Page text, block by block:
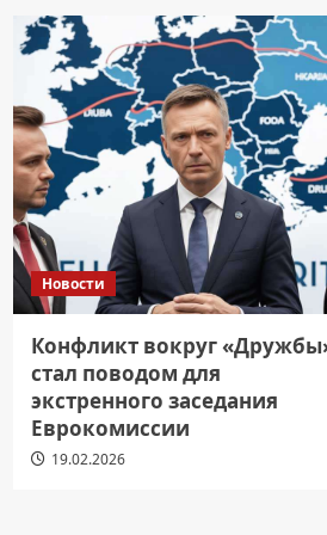
Новости
Конфликт вокруг
стал поводом для
экстренного заседания
Еврокомиссии
19.02.2026